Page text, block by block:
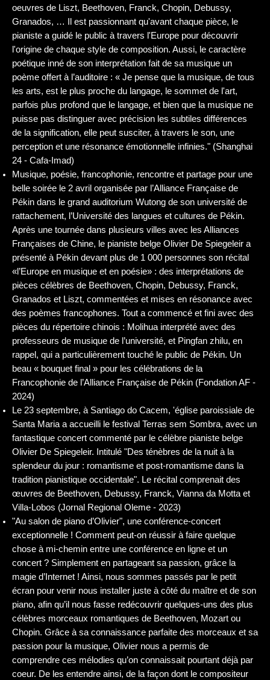
oeuvres de Liszt, Beethoven, Franck, Chopin, Debussy,
Granados, … Il est passionnant qu'avant chaque pièce, le
pianiste a guidé le public à travers l'Europe pour découvrir
l'origine de chaque style de composition. Aussi, le caractère
poétique inné de son interprétation fait de sa musique un
poème offert à l’auditoire : « Je pense que la musique, de tous
les arts, est le plus proche du langage, le sommet de l'art,
parfois plus profond que le langage, et bien que la musique ne
puisse pas distinguer avec précision les subtiles différences
de la signification, elle peut susciter, à travers le son, une
perception et une résonance émotionnelle infinies." (Shanghai
24 - Cafa-Imad)
Musique, poésie, francophonie, rencontre et partage pour une
belle soirée le 2 avril organisée par l’Alliance Française de
Pékin dans le grand auditorium Wutong de son université de
rattachement, l’Université des langues et cultures de Pékin.
Après une tournée dans plusieurs villes avec les Alliances
Françaises de Chine, le pianiste belge Olivier De Spiegeleir a
présenté à Pékin devant plus de 1 000 personnes son récital
«l’Europe en musique et en poésie» : des interprétations de
pièces célèbres de Beethoven, Chopin, Debussy, Franck,
Granados et Liszt, commentées et mises en résonance avec
des poèmes francophones. Tout a commencé et fini avec des
pièces du répertoire chinois : Molihua interprété avec des
professeurs de musique de l’université, et Pingfan zhilu, en
rappel, qui a particulièrement touché le public de Pékin. Un
beau « bouquet final » pour les célébrations de la
Francophonie de l’Alliance Française de Pékin (Fondation AF -
2024)
Le 23 septembre, à Santiago do Cacem, 'église paroissiale de
Santa Maria a accueilli le festival Terras sem Sombra, avec un
fantastique concert commenté par le célèbre pianiste belge
Olivier De Spiegeleir. Intitulé "Des ténèbres de la nuit à la
splendeur du jour : romantisme et post-romantisme dans la
tradition pianistique occidentale". Le récital comprenait des
œuvres de Beethoven, Debussy, Franck, Vianna da Motta et
Villa-Lobos (Jornal Regional Oleme - 2023)
"Au salon de piano d’Olivier", une conférence-concert
exceptionnelle ! Comment peut-on réussir à faire quelque
chose à mi-chemin entre une conférence en ligne et un
concert ? Simplement en partageant sa passion, grâce la
magie d’Internet ! Ainsi, nous sommes passés par le petit
écran pour venir nous installer juste à côté du maître et de son
piano, afin qu’il nous fasse redécouvrir quelques-uns des plus
célèbres morceaux romantiques de Beethoven, Mozart ou
Chopin. Grâce à sa connaissance parfaite des morceaux et sa
passion pour la musique, Olivier nous a permis de
comprendre ces mélodies qu’on connaissait pourtant déjà par
coeur. De les entendre ainsi, de la façon dont le compositeur